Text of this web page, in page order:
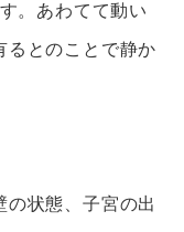
。あわてて動い
るとのことで静か
の状態、子宮の出